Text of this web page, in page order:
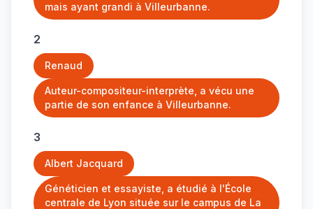
mais ayant grandi à Villeurbanne.
2
Renaud
Auteur-compositeur-interprète, a vécu une
partie de son enfance à Villeurbanne.
3
Albert Jacquard
Généticien et essayiste, a étudié à l'École
centrale de Lyon située sur le campus de La